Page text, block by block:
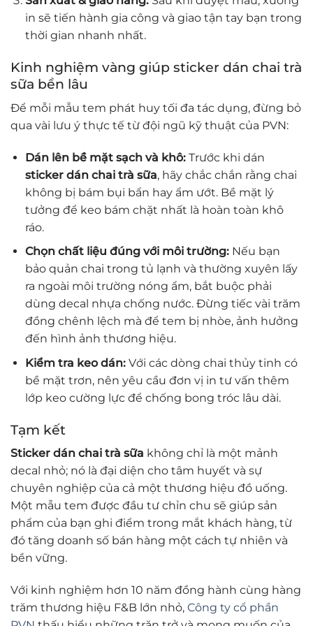
in sẽ tiến hành gia công và giao tận tay bạn trong
thời gian nhanh nhất.
Kinh nghiệm vàng giúp sticker dán chai trà
sữa bền lâu
Để mỗi mẫu tem phát huy tối đa tác dụng, đừng bỏ
qua vài lưu ý thực tế từ đội ngũ kỹ thuật của PVN:
Dán lên bề mặt sạch và khô:Trước khi dán
sticker dán chai trà sữa, hãy chắc chắn rằng chai
không bị bám bụi bẩn hay ẩm ướt. Bề mặt lý
tưởng để keo bám chặt nhất là hoàn toàn khô
ráo.
Chọn chất liệu đúng với môi trường:Nếu bạn
bảo quản chai trong tủ lạnh và thường xuyên lấy
ra ngoài môi trường nóng ẩm, bắt buộc phải
dùng decal nhựa chống nước. Đừng tiếc vài trăm
đồng chênh lệch mà để tem bị nhòe, ảnh hưởng
đến hình ảnh thương hiệu.
Kiểm tra keo dán:Với các dòng chai thủy tinh có
bề mặt trơn, nên yêu cầu đơn vị in tư vấn thêm
lớp keo cường lực để chống bong tróc lâu dài.
Tạm kết
Sticker dán chai trà sữa không chỉ là một mảnh
decal nhỏ; nó là đại diện cho tâm huyết và sự
chuyên nghiệp của cả một thương hiệu đồ uống.
Một mẫu tem được đầu tư chỉn chu sẽ giúp sản
phẩm của bạn ghi điểm trong mắt khách hàng, từ
đó tăng doanh số bán hàng một cách tự nhiên và
bền vững.
Với kinh nghiệm hơn 10 năm đồng hành cùng hàng
trăm thương hiệu F&B lớn nhỏ, Công ty cổ phần